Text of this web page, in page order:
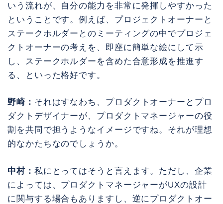
いう流れが、自分の能力を非常に発揮しやすかった
ということです。例えば、プロジェクトオーナーと
ステークホルダーとのミーティングの中でプロジェ
クトオーナーの考えを、即座に簡単な絵にして示
し、ステークホルダーを含めた合意形成を推進す
る、といった格好です。
野崎： それはすなわち、プロダクトオーナーとプロ
ダクトデザイナーが、プロダクトマネージャーの役
割を共同で担うようなイメージですね。それが理想
的なかたちなのでしょうか。
中村： 私にとってはそうと言えます。ただし、企業
によっては、プロダクトマネージャーがUXの設計
に関与する場合もありますし、逆にプロダクトオー